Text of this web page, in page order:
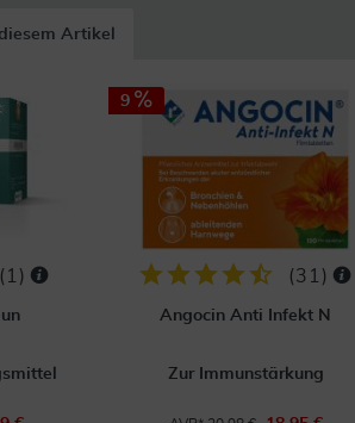
Artikel
( 1 )
9
(31 )
Angocin Anti Infekt N
Zur Immunstärkung